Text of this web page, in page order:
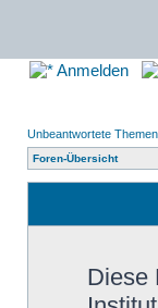
Anmelden
Unbeantwortete Themen
Foren-Übersicht
Diese